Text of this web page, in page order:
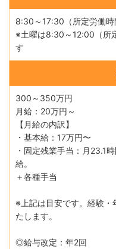
8:30～17:30（所定労働時
※土曜は8:30～12:00（所
す
300～350万円
月給：20万円～
【月給の内訳】
・基本給：17万円〜
・固定残業手当：月23.1
給。
＋各種手当
※上記は目安です。経験・
たします。
◎給与改定：年2回